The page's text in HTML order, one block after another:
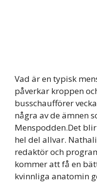
Vad är en typisk
påverkar kroppen
busschaufförer
några av de ämnen
Menspodden.Det
hel del allvar.
redaktör och
kommer att få en
kvinnliga anatomin